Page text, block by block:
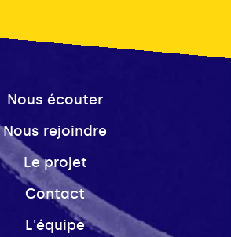
Nous écouter
Nous rejoindre
Le projet
Contact
L'équipe